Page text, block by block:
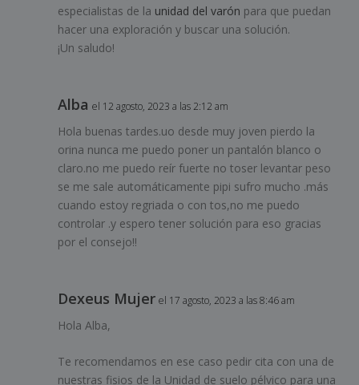
especialistas de la unidad del varón para que puedan
hacer una exploración y buscar una solución.
¡Un saludo!
Alba el 12 agosto, 2023 a las 2:12 am
Hola buenas tardes.uo desde muy joven pierdo la
orina nunca me puedo poner un pantalón blanco o
claro.no me puedo reír fuerte no toser levantar peso
se me sale automáticamente pipi sufro mucho .más
cuando estoy regriada o con tos,no me puedo
controlar .y espero tener solución para eso gracias
por el consejo!!
Dexeus Mujer el 17 agosto, 2023 a las 8:46 am
Hola Alba,
Te recomendamos en ese caso pedir cita con una de
nuestras fisios de la Unidad de suelo pélvico para una